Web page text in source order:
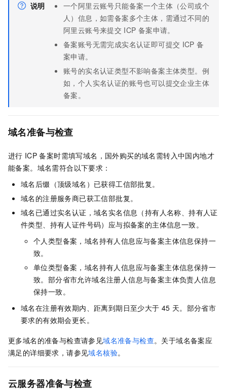
说明
一个阿里云账号只能备案一个主体（公司或个
人）信息，如需备案多个主体，需通过不同的
阿里云账号来提交 ICP 备案申请。
备案账号无需完成实名认证即可提交 ICP 备
案申请。
账号的实名认证类型不影响备案主体类型。例
如，个人实名认证的账号也可以提交企业主体
备案。
域名准备与检查
进行 ICP 备案时需填写域名，国外购买的域名需转入中国内地才
能备案。域名需符合以下要求：
域名后缀（顶级域名）已获得工信部批复。
域名的注册服务商已获工信部批复。
域名已通过实名认证，域名实名信息（持有人名称、持有人证
件类型、持有人证件号码）应与拟备案的主体信息一致。
个人类型备案，域名持有人信息应与备案主体信息保持一
致。
单位类型备案，域名持有人信息应与备案主体信息保持一
致。部分省市允许域名注册人信息与备案主体负责人信息
保持一致。
域名在注册有效期内、距离到期日至少大于 45 天。部分省市
要求的有效期会更长。
更多域名的准备与检查请参见域名准备与检查。 关于域名备案应
满足的详细要求，请参见域名核验。
云服务器准备与检查